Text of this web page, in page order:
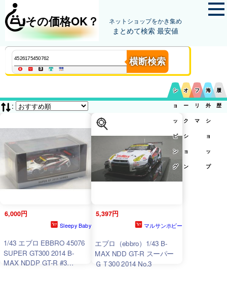
その価格OK？ ネットショップをかき集め
まとめて検索 最安値
横断検索
シ
ョ
ッ
ピ
ン
グ
オ
ー
ク
シ
ョ
ン
フ
リ
マ
海
外
シ
ョ
ッ
プ
履
歴
:
6,000円
Sleepy Baby
1/43 エブロ EBBRO 45076
SUPER GT300 2014 B-
MAX NDDP GT-R #3
5,397円
マルサンホビー
エブロ（ebbro）1/43 B-
MAX NDD GT-R スーパー
ＧＴ300 2014 No.3